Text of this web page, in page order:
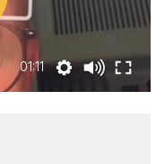
01:11